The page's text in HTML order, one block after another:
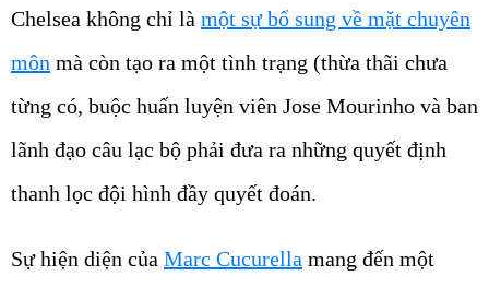
Chelsea không chỉ là một sự bổ sung về mặt chuyên
môn mà còn tạo ra một tình trạng (thừa thãi chưa
từng có, buộc huấn luyện viên Jose Mourinho và ban
lãnh đạo câu lạc bộ phải đưa ra những quyết định
thanh lọc đội hình đầy quyết đoán.
Sự hiện diện của Marc Cucurella mang đến một